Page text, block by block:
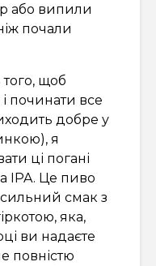
або випили
почали
того, щоб
і починати все
добре у
я
ці погані
IPA. Це пиво
смак з
яка,
ви надаєте
повністю